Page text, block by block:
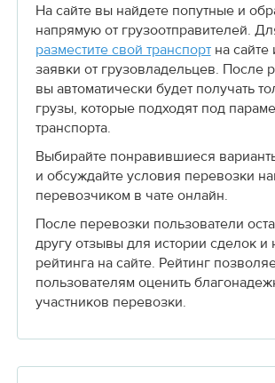
На сайте вы найдете попутные и
напрямую от грузоотправителей.
разместите свой транспортна сайте
заявки от грузовладельцев. После
вы автоматически будет получать
грузы, которые подходят под
транспорта.
Выбирайте понравившиеся
и обсуждайте условия перевозки
перевозчиком в чате онлайн.
После перевозки пользователи
другу отзывы для истории сделок и
рейтинга на сайте. Рейтинг
пользователям оценить
участников перевозки.